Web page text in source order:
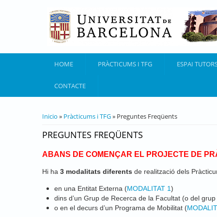
HOME PRÀCTICUMS I TFG ESPAI
CONTACTE
USTED ESTÁ AQUÍ
Inicio » Pràcticums i TFG» Preguntes Freqüents
PREGUNTES FREQÜENTS
ABANS DE COMENÇAR EL PROJECTE DE
Hi ha 3 modalitats diferents de realització dels
en una Entitat Externa (MODALITAT 1)
dins d’un Grup de Recerca de la Facultat (o del
o en el decurs d’un Programa de Mobilitat (